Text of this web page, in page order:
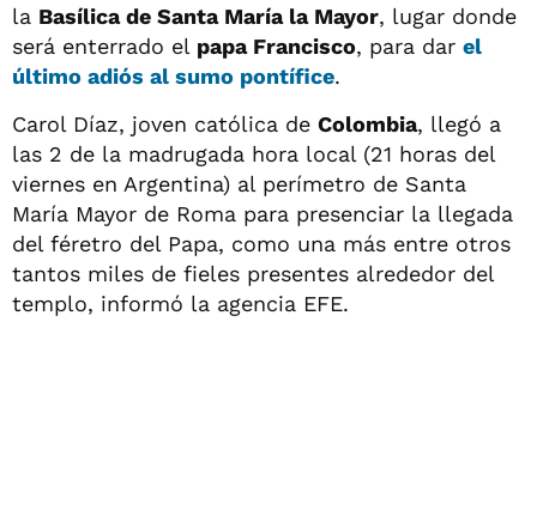
la Basílica de Santa María la Mayor, lugar donde
será enterrado el papa Francisco, para dar el
último adiós al sumo pontífice.
Carol Díaz, joven católica de Colombia, llegó a
las 2 de la madrugada hora local (21 horas del
viernes en Argentina) al perímetro de Santa
María Mayor de Roma para presenciar la llegada
del féretro del Papa, como una más entre otros
tantos miles de fieles presentes alrededor del
templo, informó la agencia EFE.